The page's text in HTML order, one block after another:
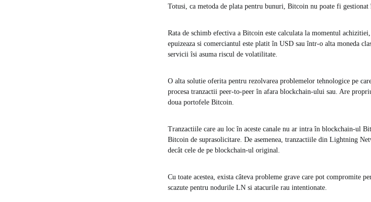
Totusi, ca metoda de plata pentru bunuri, Bitcoin nu poate fi
Rata de schimb efectiva a Bitcoin este calculata la momentul
epuizeaza si comerciantul este platit în USD sau într-o alta moneda
servicii îsi asuma riscul de volatilitate.
O alta solutie oferita pentru rezolvarea problemelor tehnologice pe
procesa tranzactii peer-to-peer în afara blockchain-ului sau. Are
doua portofele Bitcoin.
Tranzactiile care au loc în aceste canale nu ar intra în blockchain-ul
Bitcoin de suprasolicitare. De asemenea, tranzactiile din Lightning
decât cele de pe blockchain-ul original.
Cu toate acestea, exista câteva probleme grave care pot compromite
scazute pentru nodurile LN si atacurile rau intentionate.